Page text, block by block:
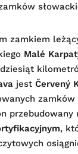
zamkiem
Malé
jest Červený
zamków
przebudowany
,